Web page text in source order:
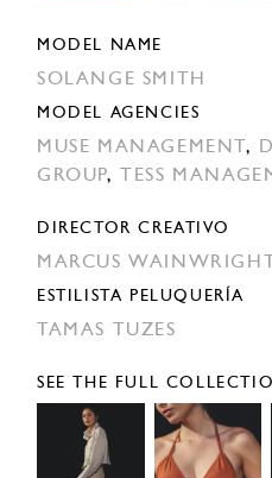
MODEL NAME
SOLANGE SMITH
MODEL AGENCIES
MUSE MANAGEMENT,
GROUP, TESS
DIRECTOR CREATIVO
MARCUS WAINWRIGHT
ESTILISTA PELUQUERÍA
TAMAS TUZES
SEE THE FULL